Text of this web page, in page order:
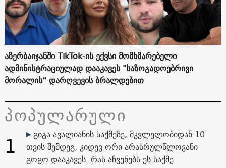
აზერბაიჯანში TikTok-ის ექვსი მომხმარებელი
ადმინისტრაციულად დააკავეს "საზოგადოებრივი
მორალის“ დარღვევის ბრალდებით
პოპულარული
1
გიგა ავალიანის საქმეზე, მკვლელობიდან 10
თვის შემდეგ, კიდევ ორი არასრულწლოვანი
გოგო დააკავეს. რას აჩვენებს ეს საქმე